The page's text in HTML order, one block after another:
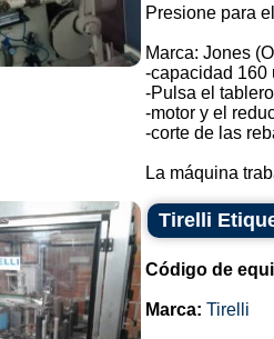
Presione para
Marca: Jones
-capacidad 160
-Pulsa el
-motor y el
-corte de las
La máquina
Tirelli
Código de
Marca: Tirelli